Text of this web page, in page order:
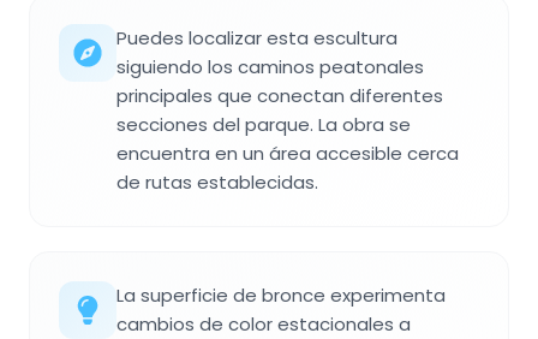
Puedes localizar esta escultura
siguiendo los caminos peatonales
principales que conectan diferentes
secciones del parque. La obra se
encuentra en un área accesible cerca
de rutas establecidas.
La superficie de bronce experimenta
cambios de color estacionales a